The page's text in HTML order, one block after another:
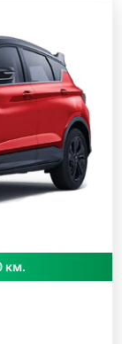
км.